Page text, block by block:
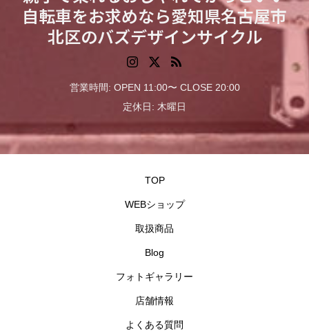
自転車をお求めなら愛知県名古屋市
北区のバズデザインサイクル
営業時間: OPEN 11:00〜 CLOSE 20:00
定休日: 木曜日
TOP
WEBショップ
取扱商品
Blog
フォトギャラリー
店舗情報
よくある質問